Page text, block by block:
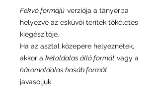
Fekvő formájú verziója a tányérba
helyezve az esküvői teríték tökéletes
kiegészítője.
Ha az asztal közepére helyeznétek,
akkor a kétoldalas álló formát vagy a
háromoldalas hasáb formát
javasoljuk.